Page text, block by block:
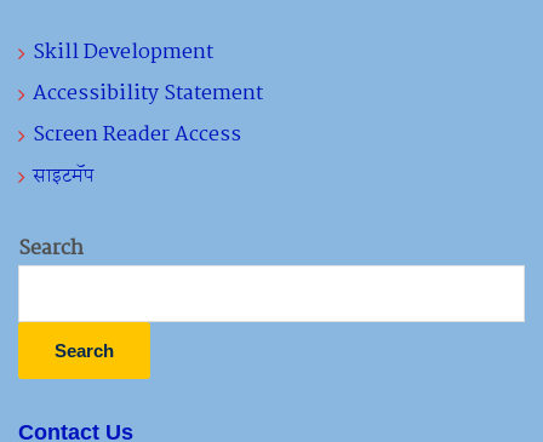
Skill Development
Accessibility Statement
Screen Reader Access
साइटमॅप
Search
Search
Contact Us